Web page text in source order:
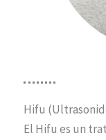
Hifu
El Hifu es un